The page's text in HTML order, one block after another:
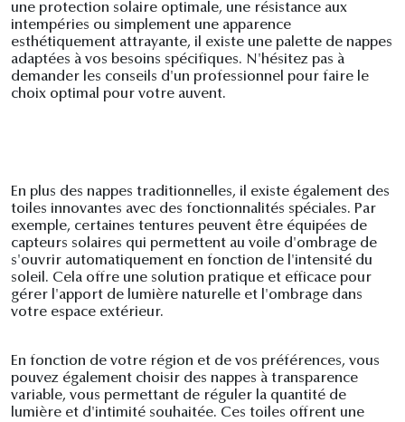
une protection solaire optimale, une résistance aux
intempéries ou simplement une apparence
esthétiquement attrayante, il existe une palette de nappes
adaptées à vos besoins spécifiques. N'hésitez pas à
demander les conseils d'un professionnel pour faire le
choix optimal pour votre auvent.
En plus des nappes traditionnelles, il existe également des
toiles innovantes avec des fonctionnalités spéciales. Par
exemple, certaines tentures peuvent être équipées de
capteurs solaires qui permettent au voile d'ombrage de
s'ouvrir automatiquement en fonction de l'intensité du
soleil. Cela offre une solution pratique et efficace pour
gérer l'apport de lumière naturelle et l'ombrage dans
votre espace extérieur.
En fonction de votre région et de vos préférences, vous
pouvez également choisir des nappes à transparence
variable, vous permettant de réguler la quantité de
lumière et d'intimité souhaitée. Ces toiles offrent une